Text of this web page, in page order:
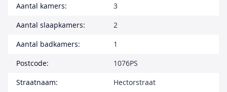
Aantal kamers:
3
Aantal slaapkamers:
2
Aantal badkamers:
1
Postcode:
1076PS
Straatnaam:
Hectorstraat